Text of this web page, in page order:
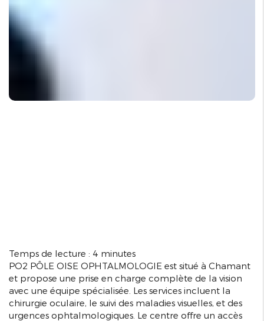
Temps de lecture : 4 minutes
PO2 PÔLE OISE OPHTALMOLOGIE est situé à Chamant
et propose une prise en charge complète de la vision
avec une équipe spécialisée. Les services incluent la
chirurgie oculaire, le suivi des maladies visuelles, et des
urgences ophtalmologiques. Le centre offre un accès